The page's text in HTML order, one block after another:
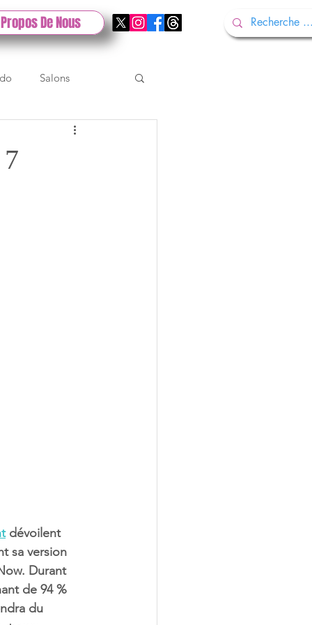
De Nous
Salons
Gamescom
dévoilent
sa version
Durant
de 94 %
du